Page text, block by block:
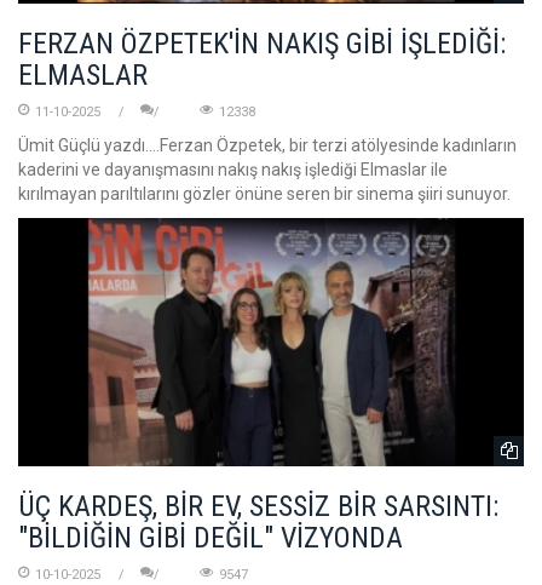
FERZAN ÖZPETEK'İN NAKIŞ GİBİ İŞLEDİĞİ:
ELMASLAR
11-10-2025 12338
Ümit Güçlü yazdı....Ferzan Özpetek, bir terzi atölyesinde kadınların
kaderini ve dayanışmasını nakış nakış işlediği Elmaslar ile
kırılmayan parıltılarını gözler önüne seren bir sinema şiiri sunuyor.
ÜÇ KARDEŞ, BİR EV, SESSİZ BİR SARSINTI:
"BİLDİĞİN GİBİ DEĞİL" VİZYONDA
10-10-2025 9547